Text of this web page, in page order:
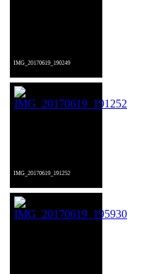
IMG_20170619_190249
IMG_20170619_191252